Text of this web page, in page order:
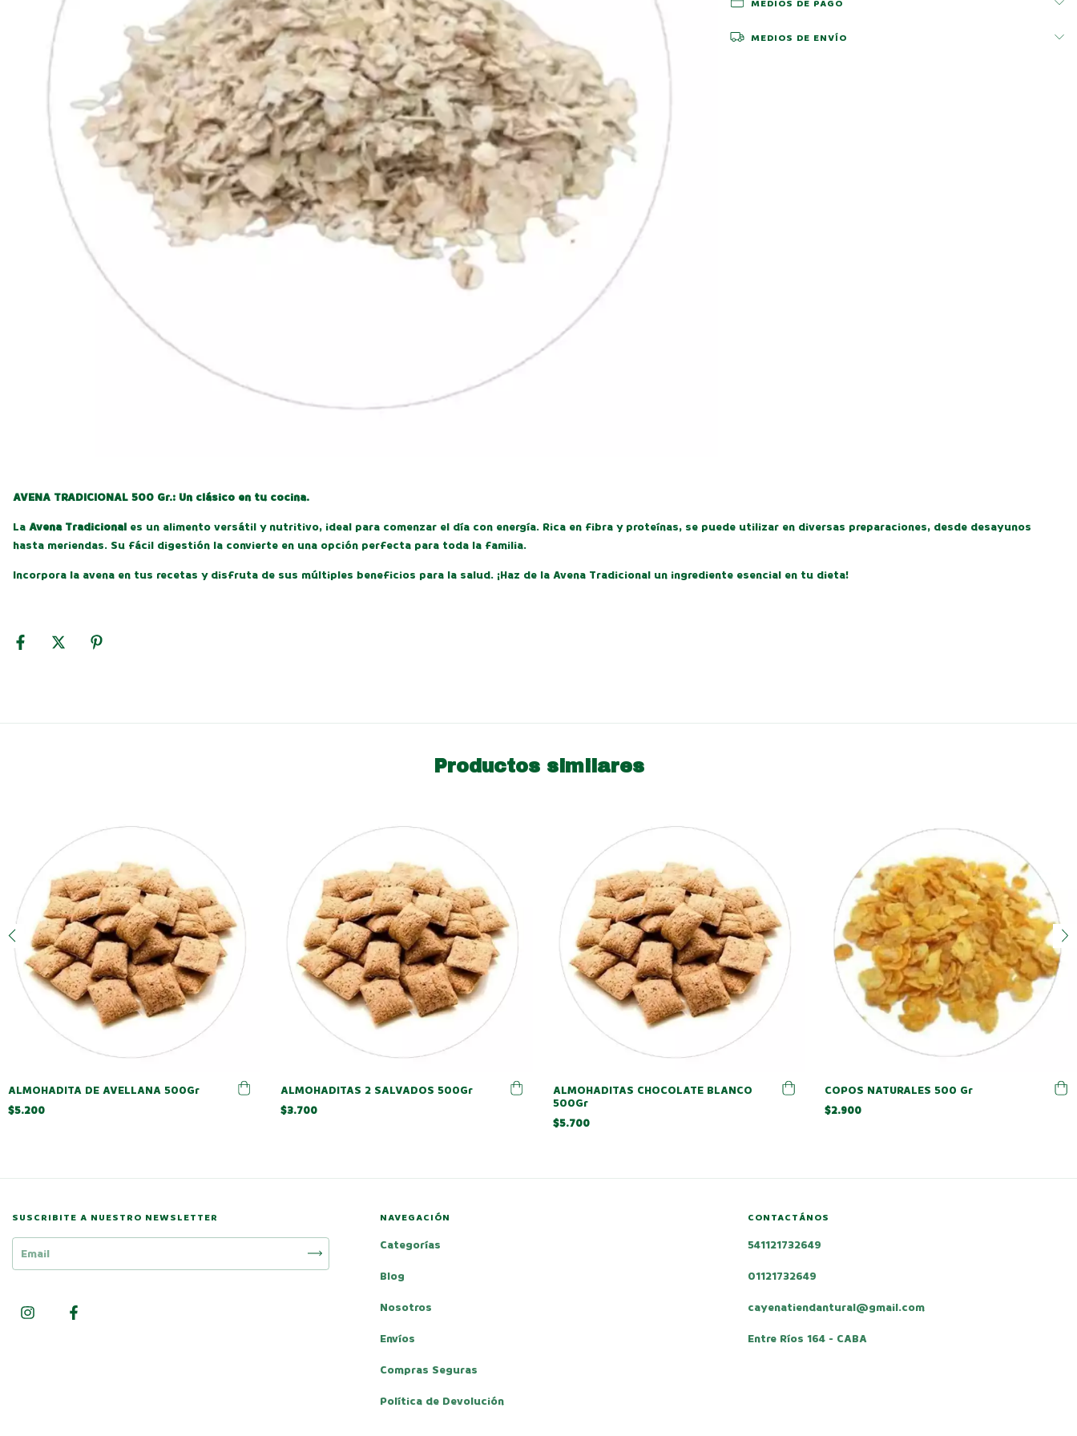
MEDIOS DE PAGO
MEDIOS DE ENVÍO
AVENA TRADICIONAL 500 Gr.: Un clásico en tu cocina.
La Avena Tradicional es un alimento versátil y nutritivo, ideal para comenzar el día con energía. Rica en fibra y proteínas, se puede utilizar en diversas preparaciones, desde desayunos
hasta meriendas. Su fácil digestión la convierte en una opción perfecta para toda la familia.
Incorpora la avena en tus recetas y disfruta de sus múltiples beneficios para la salud. ¡Haz de la Avena Tradicional un ingrediente esencial en tu dieta!
Productos similares
ALMOHADITA DE AVELLANA 500Gr
$5.200
ALMOHADITAS 2 SALVADOS 500Gr
$3.700
ALMOHADITAS CHOCOLATE BLANCO
500Gr
$5.700
COPOS NATURALES 500 Gr
$2.900
SUSCRIBITE A NUESTRO NEWSLETTER NAVEGACIÓN
Categorías
Blog
Nosotros
Envíos
Compras Seguras
Política de Devolución
CONTACTÁNOS
541121732649
01121732649
cayenatiendantural@gmail.com
Entre Ríos 164 - CABA